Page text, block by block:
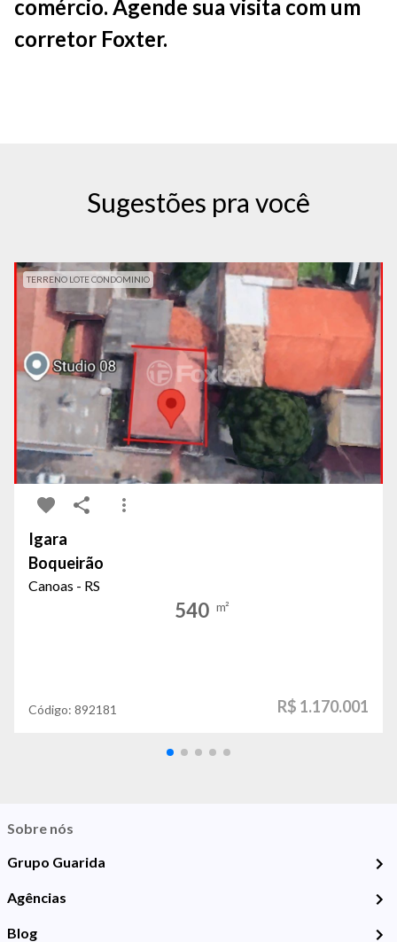
comércio. Agende sua visita com um
corretor Foxter.
Sugestões pra você
TERRENO LOTE CONDOMINIO
Igara
Boqueirão
Canoas - RS
540 m²
Código: 892181 R$ 1.170.001
Sobre nós
Grupo Guarida
Agências
Blog